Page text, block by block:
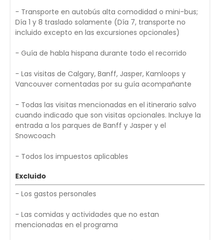
- Transporte en autobús alta comodidad o mini-bus;
Día 1 y 8 traslado solamente (Día 7, transporte no
incluido excepto en las excursiones opcionales)
- Guía de habla hispana durante todo el recorrido
- Las visitas de Calgary, Banff, Jasper, Kamloops y
Vancouver comentadas por su guía acompañante
- Todas las visitas mencionadas en el itinerario salvo
cuando indicado que son visitas opcionales. Incluye la
entrada a los parques de Banff y Jasper y el
Snowcoach
- Todos los impuestos aplicables
Excluido
- Los gastos personales
- Las comidas y actividades que no estan
mencionadas en el programa